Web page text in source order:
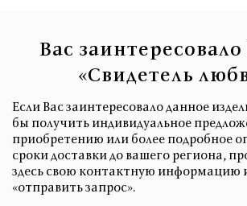
Вас
«Свидетель
Если Вас заинтересовало данное
бы получить индивидуальное
приобретению или более подробное
сроки доставки до вашего региона,
здесь свою контактную информацию
«отправить запрос».